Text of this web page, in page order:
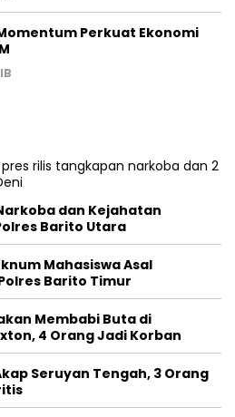
Perkuat Ekonomi
dan Kejahatan
Barito Utara
Mahasiswa Asal
Barito Timur
Membabi Buta di
4 Orang Jadi Korban
Seruyan Tengah, 3 Orang